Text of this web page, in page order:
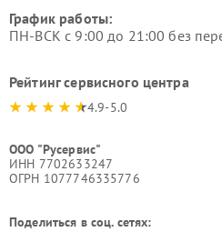
График работы:
ПН-ВСК с 9:00 до 21:00 без
Рейтинг сервисного центра
4.9-5.0
ООО "Русервис"
ИНН 7702633247
ОГРН 1077746335776
Поделиться в соц. сетях: